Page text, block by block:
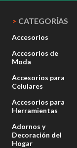
> CATEGORÍAS
Accesorios
Accesorios de
Moda
Accesorios para
Celulares
Accesorios para
Herramientas
Adornos y
Decoración del
Hogar